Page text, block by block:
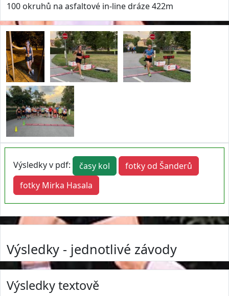
100 okruhů na asfaltové in-line dráze 422m
Výsledky v pdf: časy kol
fotky od Šanderů
fotky Mirka Hasala
Výsledky - jednotlivé závody
Výsledky textově